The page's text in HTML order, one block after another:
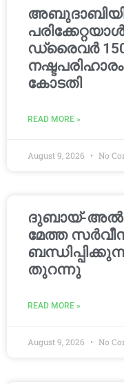
ഡ്രൈവർ
കോടതി
READ MORE »
August 9, 2026 No
ദുബായ്-അൽ
മേത്ത
തുറന്നു
READ MORE »
August 9, 2026 No